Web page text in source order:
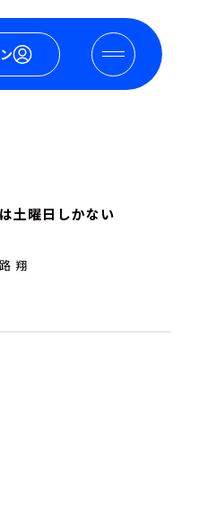
土曜日しかない
翔